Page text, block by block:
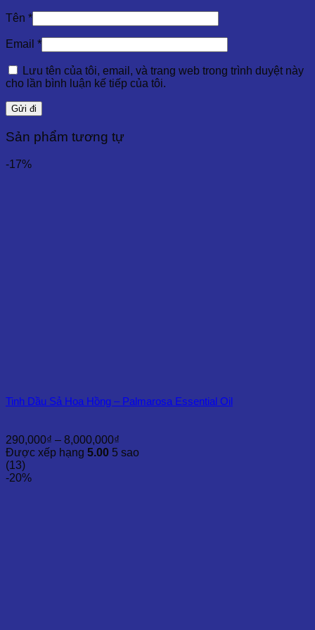
Tên *
Email *
Lưu tên của tôi, email, và trang web trong trình duyệt này
cho lần bình luận kế tiếp của tôi.
Sản phẩm tương tự
-17%
Tinh Dầu Sả Hoa Hồng – Palmarosa Essential Oil
290,000₫ – 8,000,000₫
giá:
Được xếp hạng 5.00 5 sao
(13)
-20%